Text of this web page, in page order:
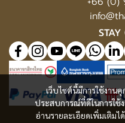
เว็บไซต์นี้มีการใช้งาน
ประสบการณ์ที่ดีในการใช้
อ่านรายละเอียดเพิ่มเติมไ